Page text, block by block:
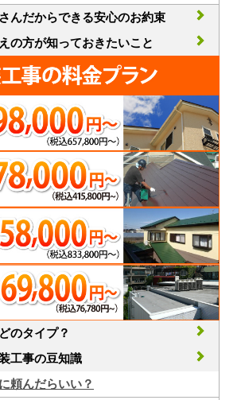
んだからできる安心のお約束
の方が知っておきたいこと
のタイプ？
工事の豆知識
頼んだらいい？